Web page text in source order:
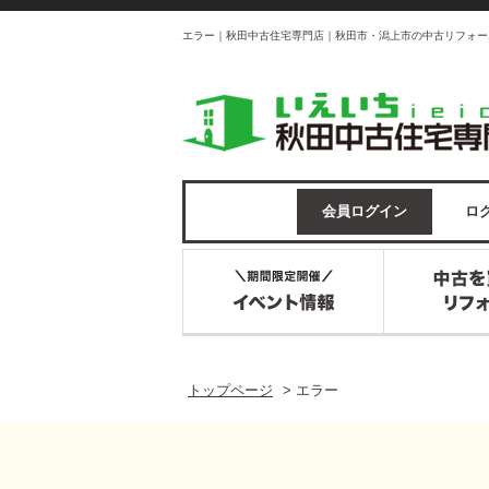
エラー｜秋田中古住宅専門店｜秋田市・潟上市の中古リフォ
会員ログイン ロ
トップページ > エラー